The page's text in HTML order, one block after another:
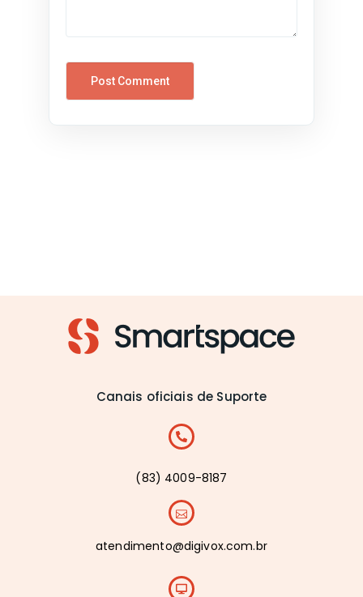
Canais oficiais de Suporte
(83) 4009-8187
atendimento@digivox.com.br